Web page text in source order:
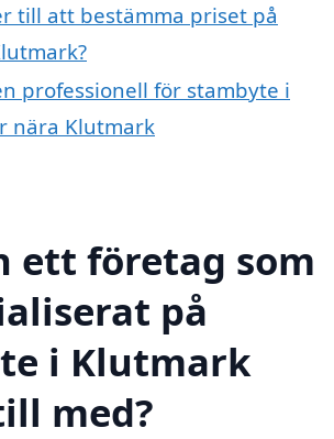
till att bestämma priset på
professionell för stambyte i
nära Klutmark
ett företag som
på
i Klutmark
med?